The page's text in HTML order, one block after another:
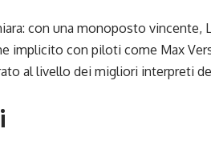
con una monoposto vincente,
implicito con piloti come Max
al livello dei migliori interpreti